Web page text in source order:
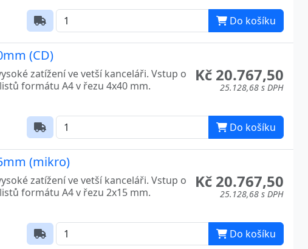
4815
4855
4860
5009
Do košíku
(CD)
Kč 20.767,50
25.128,68 s DPH
zatížení ve vetší kanceláři. Vstup o
formátu A4 v řezu 4x40 mm.
Do košíku
(mikro)
Kč 20.767,50
25.128,68 s DPH
zatížení ve vetší kanceláři. Vstup o
formátu A4 v řezu 2x15 mm.
Do košíku